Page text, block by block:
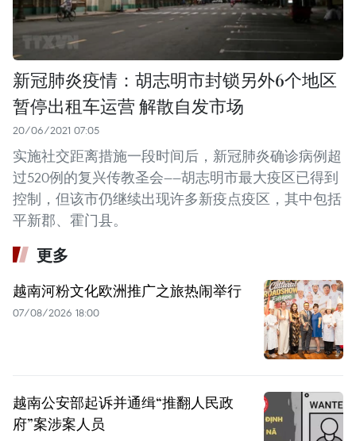
新冠肺炎疫情：胡志明市封锁另外6个地区
暂停出租车运营 解散自发市场
20/06/2021 07:05
实施社交距离措施一段时间后，新冠肺炎确诊病例超
过520例的复兴传教圣会——胡志明市最大疫区已得到
控制，但该市仍继续出现许多新疫点疫区，其中包括
平新郡、霍门县。
更多
越南河粉文化欧洲推广之旅热闹举行
07/08/2026 18:00
越南公安部起诉并通缉“推翻人民政
府”案涉案人员